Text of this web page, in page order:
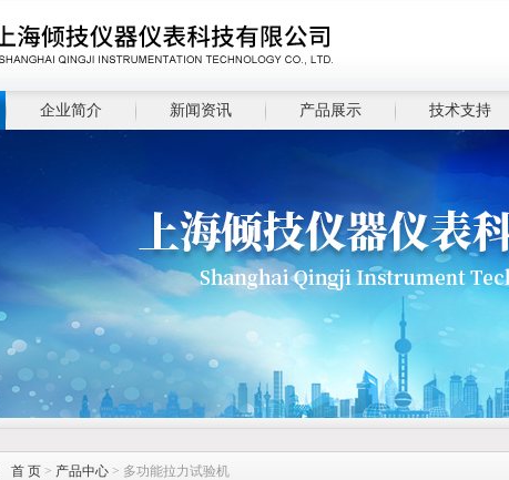
企业简介 新闻资讯 产品展示 技术支持
首 页 > 产品中心 > 多功能拉力试验机